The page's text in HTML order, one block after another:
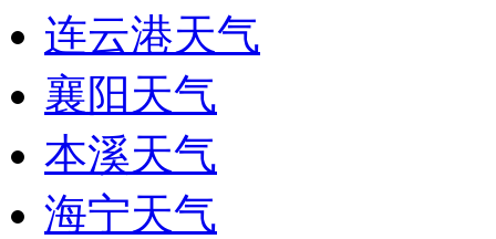
连云港天气
襄阳天气
本溪天气
海宁天气